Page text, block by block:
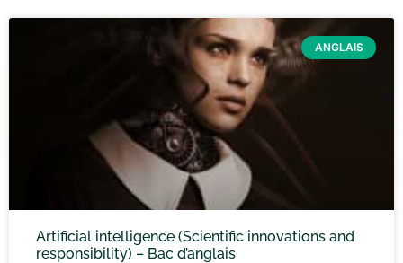
ANGLAIS
Artificial intelligence (Scientific innovations and
responsibility) – Bac d’anglais